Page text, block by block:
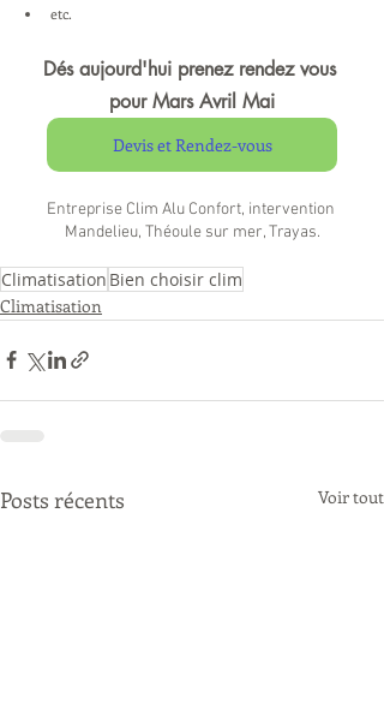
etc.
Dés aujourd'hui prenez rendez vous
pour Mars Avril Mai
Devis et Rendez-vous
Entreprise Clim Alu Confort, intervention
Mandelieu, Théoule sur mer, Trayas.
Climatisation Bien choisir clim
Climatisation
Posts récents Voir tout